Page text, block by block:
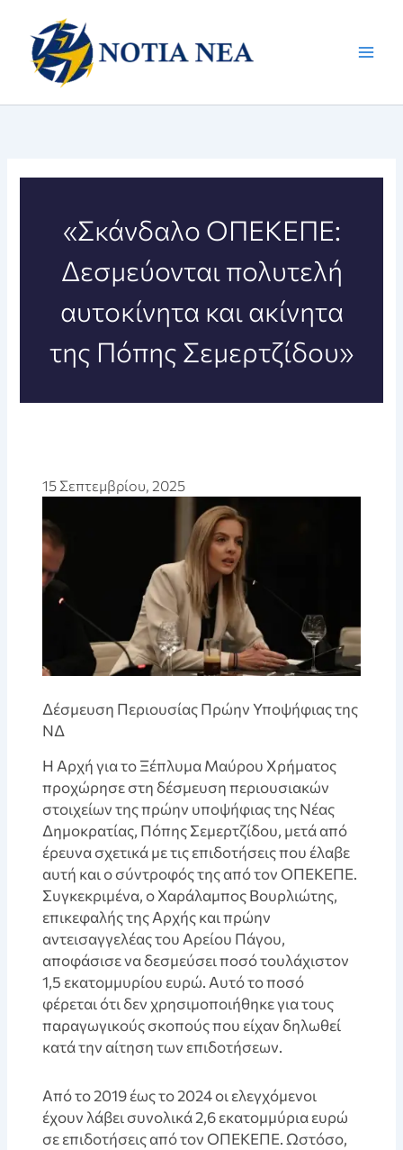
περιεχόμενο
«Σκάνδαλο ΟΠΕΚΕΠΕ:
Δεσμεύονται πολυτελή
αυτοκίνητα και ακίνητα
της Πόπης Σεμερτζίδου»
15 Σεπτεμβρίου, 2025
Δέσμευση Περιουσίας Πρώην Υποψήφιας της
ΝΔ
Η Αρχή για το Ξέπλυμα Μαύρου Χρήματος
προχώρησε στη δέσμευση περιουσιακών
στοιχείων της πρώην υποψήφιας της Νέας
Δημοκρατίας, Πόπης Σεμερτζίδου, μετά από
έρευνα σχετικά με τις επιδοτήσεις που έλαβε
αυτή και ο σύντροφός της από τον ΟΠΕΚΕΠΕ.
Συγκεκριμένα, ο Χαράλαμπος Βουρλιώτης,
επικεφαλής της Αρχής και πρώην
αντεισαγγελέας του Αρείου Πάγου,
αποφάσισε να δεσμεύσει ποσό τουλάχιστον
1,5 εκατομμυρίου ευρώ. Αυτό το ποσό
φέρεται ότι δεν χρησιμοποιήθηκε για τους
παραγωγικούς σκοπούς που είχαν δηλωθεί
κατά την αίτηση των επιδοτήσεων.
Από το 2019 έως το 2024 οι ελεγχόμενοι
έχουν λάβει συνολικά 2,6 εκατομμύρια ευρώ
σε επιδοτήσεις από τον ΟΠΕΚΕΠΕ. Ωστόσο,